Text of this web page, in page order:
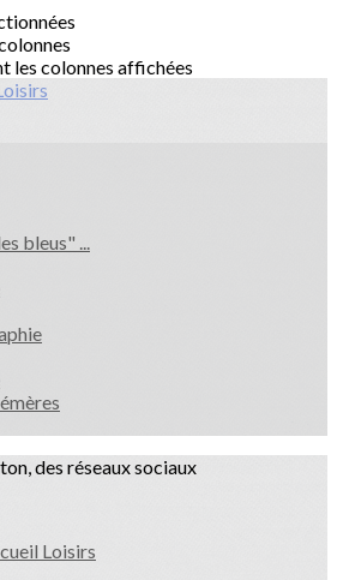
les colonnes affichées
bleus" ...
des réseaux sociaux